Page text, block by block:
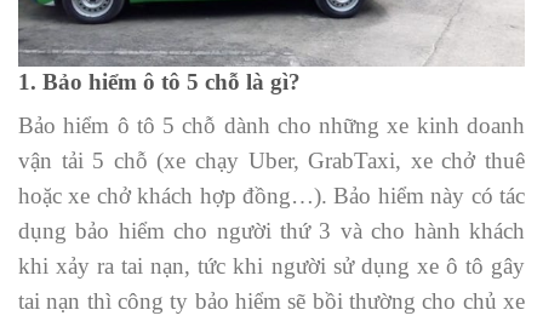
1. Bảo hiểm ô tô 5 chỗ là gì?
Bảo hiểm ô tô 5 chỗ dành cho những xe kinh doanh
vận tải 5 chỗ (xe chạy Uber, GrabTaxi, xe chở thuê
hoặc xe chở khách hợp đồng…). Bảo hiểm này có tác
dụng bảo hiểm cho người thứ 3 và cho hành khách
khi xảy ra tai nạn, tức khi người sử dụng xe ô tô gây
tai nạn thì công ty bảo hiểm sẽ bồi thường cho chủ xe